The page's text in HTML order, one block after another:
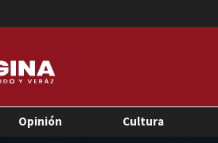
Opinión Cultura